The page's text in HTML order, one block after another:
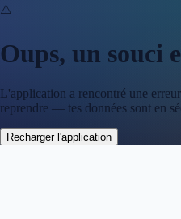
⚠️
Oups, un souci
L'application a rencontré une
reprendre — tes données sont en
Recharger l'application